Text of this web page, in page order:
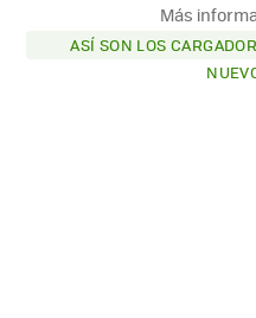
Más
ASÍ SON LOS